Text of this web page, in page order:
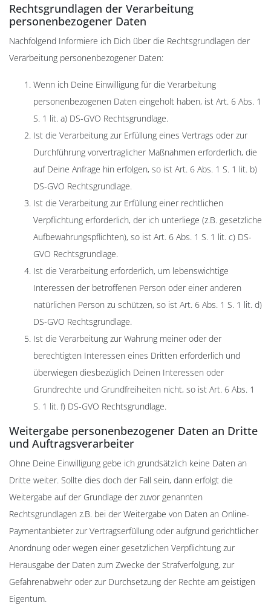
Rechtsgrundlagen der Verarbeitung
personenbezogener Daten
Nachfolgend Informiere ich Dich über die Rechtsgrundlagen der
Verarbeitung personenbezogener Daten:
Wenn ich Deine Einwilligung für die Verarbeitung
personenbezogenen Daten eingeholt haben, ist Art. 6 Abs. 1
S. 1 lit. a) DS-GVO Rechtsgrundlage.
Ist die Verarbeitung zur Erfüllung eines Vertrags oder zur
Durchführung vorvertraglicher Maßnahmen erforderlich, die
auf Deine Anfrage hin erfolgen, so ist Art. 6 Abs. 1 S. 1 lit. b)
DS-GVO Rechtsgrundlage.
Ist die Verarbeitung zur Erfüllung einer rechtlichen
Verpflichtung erforderlich, der ich unterliege (z.B. gesetzliche
Aufbewahrungspflichten), so ist Art. 6 Abs. 1 S. 1 lit. c) DS-
GVO Rechtsgrundlage.
Ist die Verarbeitung erforderlich, um lebenswichtige
Interessen der betroffenen Person oder einer anderen
natürlichen Person zu schützen, so ist Art. 6 Abs. 1 S. 1 lit. d)
DS-GVO Rechtsgrundlage.
Ist die Verarbeitung zur Wahrung meiner oder der
berechtigten Interessen eines Dritten erforderlich und
überwiegen diesbezüglich Deinen Interessen oder
Grundrechte und Grundfreiheiten nicht, so ist Art. 6 Abs. 1
S. 1 lit. f) DS-GVO Rechtsgrundlage.
Weitergabe personenbezogener Daten an Dritte
und Auftragsverarbeiter
Ohne Deine Einwilligung gebe ich grundsätzlich keine Daten an
Dritte weiter. Sollte dies doch der Fall sein, dann erfolgt die
Weitergabe auf der Grundlage der zuvor genannten
Rechtsgrundlagen z.B. bei der Weitergabe von Daten an Online-
Paymentanbieter zur Vertragserfüllung oder aufgrund gerichtlicher
Anordnung oder wegen einer gesetzlichen Verpflichtung zur
Herausgabe der Daten zum Zwecke der Strafverfolgung, zur
Gefahrenabwehr oder zur Durchsetzung der Rechte am geistigen
Eigentum.